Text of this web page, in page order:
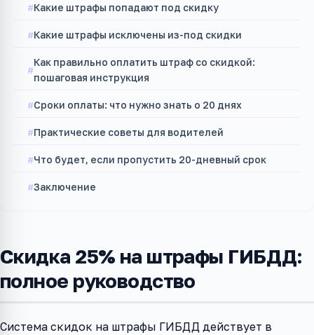
Какие штрафы попадают под скидку
Какие штрафы исключены из-под скидки
Как правильно оплатить штраф со скидкой:
пошаговая инструкция
Сроки оплаты: что нужно знать о 20 днях
Практические советы для водителей
Что будет, если пропустить 20-дневный срок
Заключение
Скидка 25% на штрафы ГИБДД:
полное руководство
Система скидок на штрафы ГИБДД действует в